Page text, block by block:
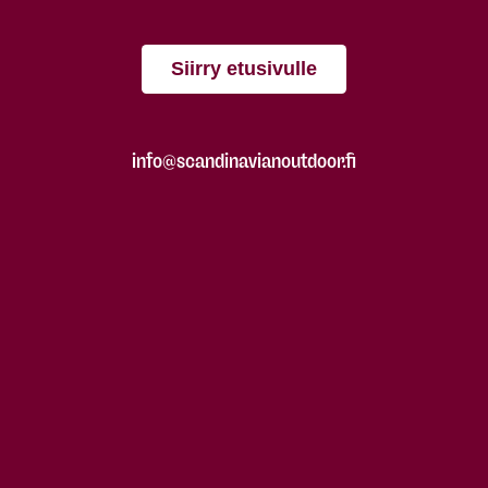
Siirry etusivulle
info@scandinavianoutdoor.fi